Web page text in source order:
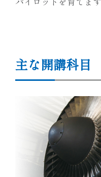
主な開講科目